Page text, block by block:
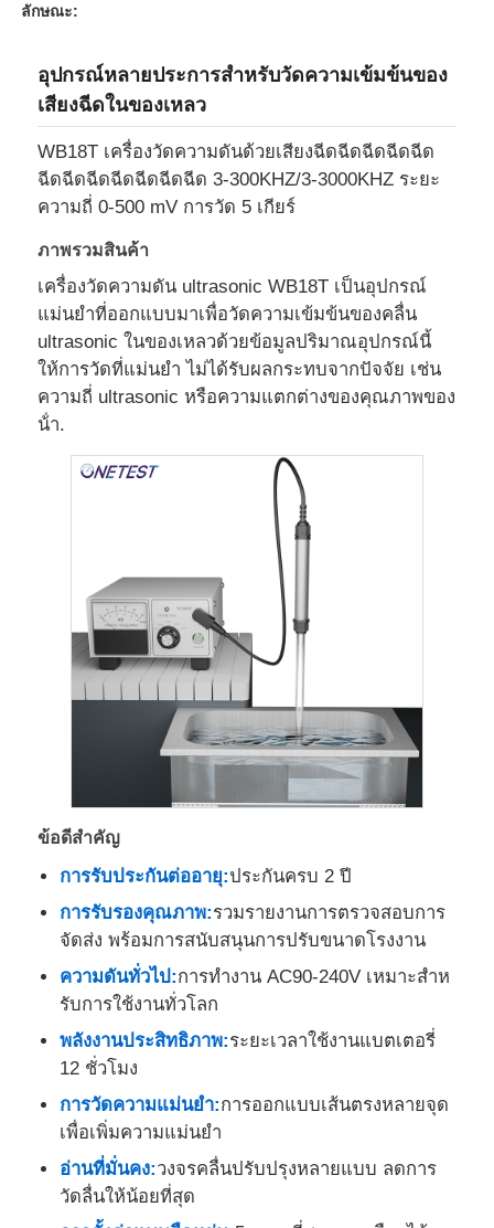
ผลิตภัณฑ์
ทัวร์โรงงาน
ควบคุมคุณภาพ
ติดต่อเรา
ข่าว
ลักษณะ:
อุปกรณ์หลายประการสําหรับวัดความเข้มข้นของ
เสียงฉีดในของเหลว
WB18T เครื่องวัดความดันด้วยเสียงฉีดฉีดฉีดฉีดฉีด
ฉีดฉีดฉีดฉีดฉีดฉีดฉีด 3-300KHZ/3-3000KHZ ระยะ
ความถี่ 0-500 mV การวัด 5 เกียร์
ภาพรวมสินค้า
เครื่องวัดความดัน ultrasonic WB18T เป็นอุปกรณ์
แม่นยําที่ออกแบบมาเพื่อวัดความเข้มข้นของคลื่น
ultrasonic ในของเหลวด้วยข้อมูลปริมาณอุปกรณ์นี้
ให้การวัดที่แม่นยํา ไม่ได้รับผลกระทบจากปัจจัย เช่น
ความถี่ ultrasonic หรือความแตกต่างของคุณภาพของ
น้ํา.
ข้อดีสําคัญ
การรับประกันต่ออายุ:ประกันครบ 2 ปี
การรับรองคุณภาพ:รวมรายงานการตรวจสอบการ
จัดส่ง พร้อมการสนับสนุนการปรับขนาดโรงงาน
ความดันทั่วไป:การทํางาน AC90-240V เหมาะสําห
รับการใช้งานทั่วโลก
พลังงานประสิทธิภาพ:ระยะเวลาใช้งานแบตเตอรี่
12 ชั่วโมง
การวัดความแม่นยํา:การออกแบบเส้นตรงหลายจุด
เพื่อเพิ่มความแม่นยํา
อ่านที่มั่นคง:วงจรคลื่นปรับปรุงหลายแบบ ลดการ
วัดลื่นให้น้อยที่สุด